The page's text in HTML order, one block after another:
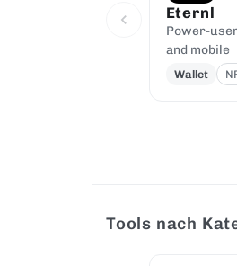
Eternl
Power-
and mobile
Wallet
Tools nach